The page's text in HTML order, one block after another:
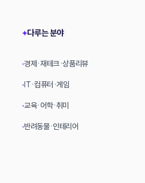
✦다루는 분야
•경제·재테크·상품리뷰
•IT·컴퓨터·게임
•교육·어학·취미
•반려동물·인테리어